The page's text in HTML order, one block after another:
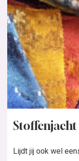
Stoffenjacht
Lijdt jij ook wel